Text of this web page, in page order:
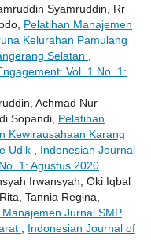
Syamruddin, Rr
Pelatihan Manajemen
Kelurahan Pamulang
Selatan
Vol. 1 No. 1:
Achmad Nur
Sopandi, Pelatihan
Kewirausahaan Karang
Udik
Indonesian Journal
1: Agustus 2020
Irwansyah, Oki Iqbal
Tannia Regina,
Jurnal SMP
Indonesian Journal of